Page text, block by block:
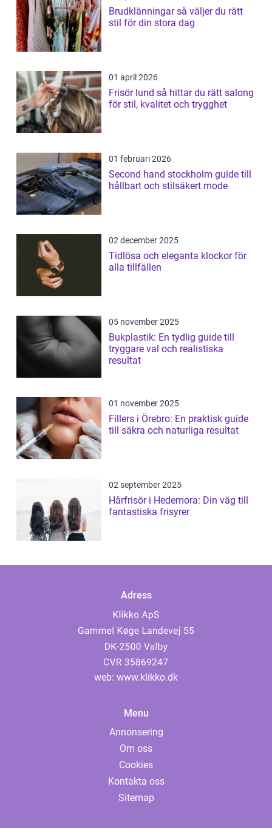
Brudklänningar så väljer du rätt
stil för din stora dag
01 april 2026
Frisör lund så hittar du rätt salong
för stil, kvalitet och trygghet
01 februari 2026
Second hand stockholm guide till
hållbart och stilsäkert mode
02 december 2025
Tidlösa och eleganta klockor för
alla tillfällen
05 november 2025
Bukplastik: En tydlig guide till
tryggare val och realistiska
resultat
01 november 2025
Fillers i Örebro: En praktisk guide
till säkra och naturliga resultat
02 september 2025
Hårfrisör i Hedemora: Din väg till
fantastiska frisyrer
Adress
web: www.klikko.dk
Menu
Annonsering
Om oss
Cookies
Kontakta oss
Sitemap